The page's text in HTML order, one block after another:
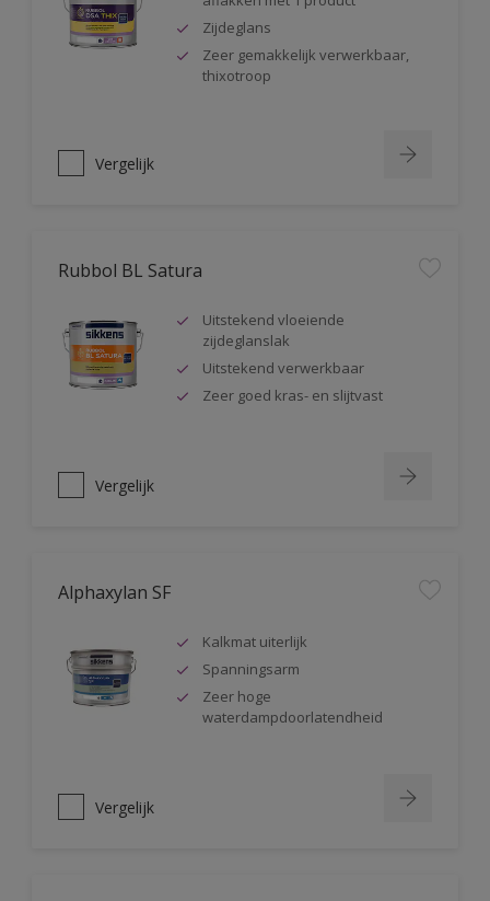
Zijdeglans
Zeer gemakkelijk verwerkbaar,
thixotroop
Vergelijk
Rubbol BL Satura
Uitstekend vloeiende
zijdeglanslak
Uitstekend verwerkbaar
Zeer goed kras- en slijtvast
Vergelijk
Alphaxylan SF
Kalkmat uiterlijk
Spanningsarm
Zeer hoge
waterdampdoorlatendheid
Vergelijk